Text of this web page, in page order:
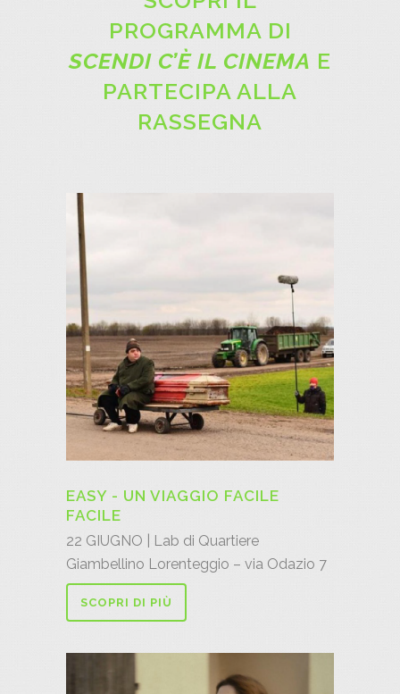
PROGRAMMA DI
SCENDI C’È IL CINEMA E
PARTECIPA ALLA
RASSEGNA
EASY - UN VIAGGIO FACILE
FACILE
22 GIUGNO | Lab di Quartiere
Giambellino Lorenteggio – via Odazio 7
SCOPRI DI PIÙ